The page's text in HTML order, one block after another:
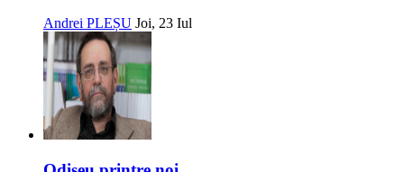
Andrei PLEȘU Joi, 23 Iul